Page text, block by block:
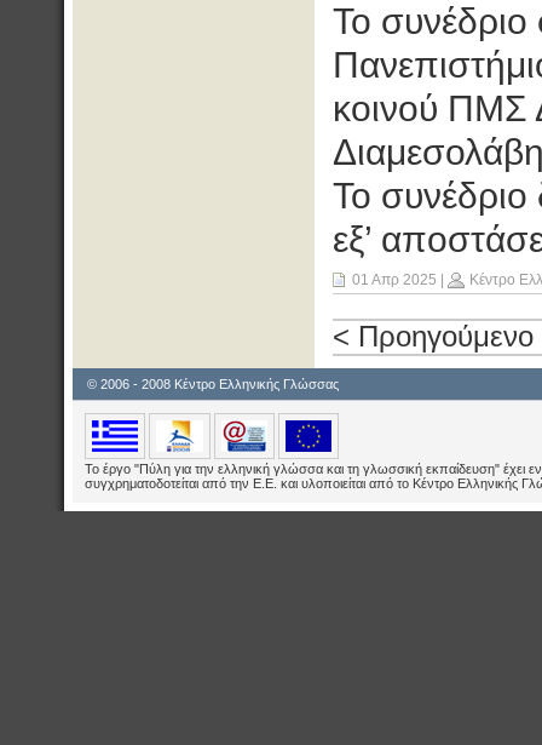
Το συνέδριο
κοινού ΠΜΣ
Το συνέδριο
εξ’
01 Απρ 2025 Κέντρο
< Προηγούμενο
© 2006 - 2008 Κέντρο Ελληνικής Γλώσσας
Το έργο "Πύλη για την ελληνική γλώσσα και τη γλωσσική εκπαίδευση" έχει
συγχρηματοδοτείται από την Ε.E. και υλοποιείται από το Κέντρο Ελληνικής